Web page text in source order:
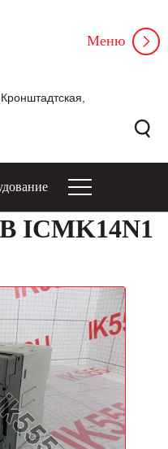
Меню
ICMK14N1